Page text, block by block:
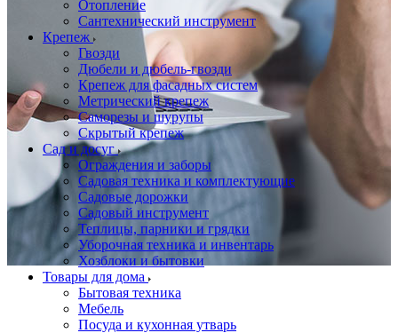
Отопление
Сантехнический инструмент
Крепеж
Гвозди
Дюбели и дюбель-гвозди
Крепеж для фасадных систем
Метрический крепеж
Саморезы и шурупы
Скрытый крепеж
Сад и досуг
Ограждения и заборы
Садовая техника и комплектующие
Садовые дорожки
Садовый инструмент
Теплицы, парники и грядки
Уборочная техника и инвентарь
Хозблоки и бытовки
Товары для дома
Бытовая техника
Мебель
Посуда и кухонная утварь